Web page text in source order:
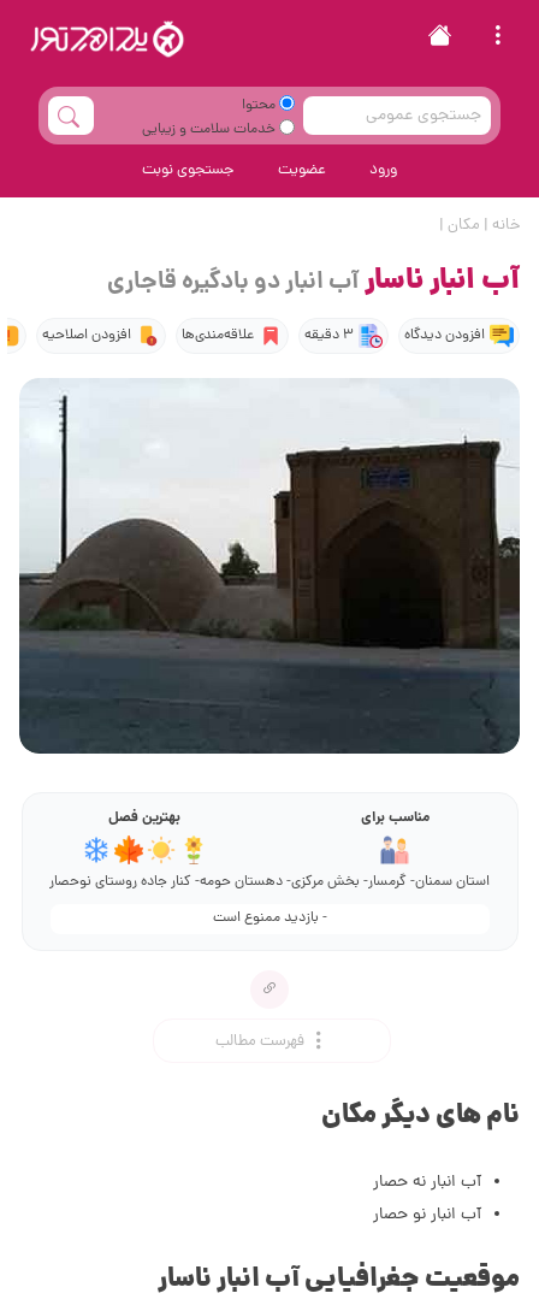
محتوا
خدمات سلامت و زیبایی
ورود عضویت جستجوی نوبت
خانه | مکان |
آب انبار ناسارآب انبار دو بادگیره قاجاری
افزودن دیدگاه 3 دقیقه علاقه‌مندی‌ها افزودن اصلاحیه
مناسب برای بهترین فصل
استان سمنان- گرمسار- بخش مرکزی- دهستان حومه- کنار جاده روستای نوحصار
- بازدید ممنوع است
فهرست مطالب
نام های دیگر مکان
آب انبار نه حصار
آب انبار نو حصار
موقعیت جغرافیایی آب انبار ناسار